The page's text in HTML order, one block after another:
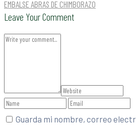
EMBALSE ABRAS DE CHIMBORAZO
Leave Your Comment
Guarda mi nombre, correo